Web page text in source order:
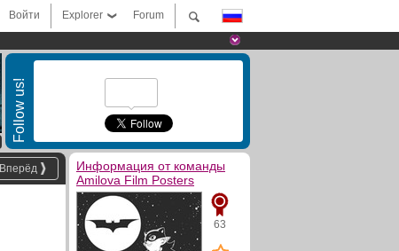
Forum
Explorer
Войти
Follow us!
Вперёд
Информация от команды
Amilova Film Posters
63